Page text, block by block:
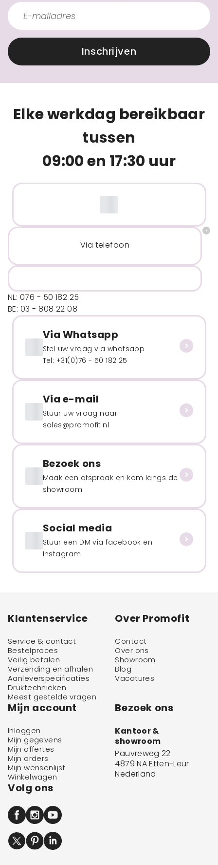
Inschrijven
Elke werkdag bereikbaar
tussen
09:00 en 17:30 uur
Via telefoon
NL: 076 - 50 182 25
BE: 03 - 808 22 08
Via Whatsapp
Stel uw vraag via whatsapp
Tel: +31(0)76 - 50 182 25
Via e-mail
Stuur uw vraag naar
sales@promofit.nl
Bezoek ons
Maak een afspraak en kom langs de
showroom
Social media
Stuur een DM via facebook en
Instagram
Klantenservice
Service & contact
Bestelproces
Veilig betalen
Verzending en afhalen
Aanleverspecificaties
Druktechnieken
Meest gestelde vragen
Over Promofit
Contact
Over ons
Showroom
Blog
Vacatures
Mijn account
Inloggen
Mijn gegevens
Mijn offertes
Mijn orders
Mijn wensenlijst
Winkelwagen
Bezoek ons
Kantoor &
showroom
Pauvreweg 22
4879 NA Etten-Leur
Nederland
Volg ons